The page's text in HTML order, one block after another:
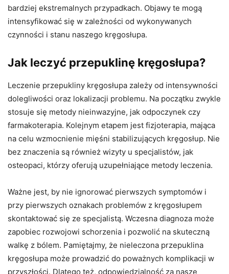
bardziej ekstremalnych przypadkach. Objawy te mogą
intensyfikować się w zależności od wykonywanych
czynności i stanu naszego kręgosłupa.
Jak leczyć przepuklinę kręgosłupa?
Leczenie przepukliny kręgosłupa zależy od intensywności
dolegliwości oraz lokalizacji problemu. Na początku zwykle
stosuje się metody nieinwazyjne, jak odpoczynek czy
farmakoterapia. Kolejnym etapem jest fizjoterapia, mająca
na celu wzmocnienie mięśni stabilizujących kręgosłup. Nie
bez znaczenia są również wizyty u specjalistów, jak
osteopaci, którzy oferują uzupełniające metody leczenia.
Ważne jest, by nie ignorować pierwszych symptomów i
przy pierwszych oznakach problemów z kręgosłupem
skontaktować się ze specjalistą. Wczesna diagnoza może
zapobiec rozwojowi schorzenia i pozwolić na skuteczną
walkę z bólem. Pamiętajmy, że nieleczona przepuklina
kręgosłupa może prowadzić do poważnych komplikacji w
przyszłości. Dlatego też, odpowiedzialność za nasze